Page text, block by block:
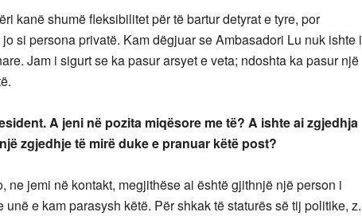
kanë shumë fleksibilitet për të bartur detyrat e tyre, por
si persona privatë. Kam dëgjuar se Ambasadori Lu nuk ishte i
Jam i sigurt se ka pasur arsyet e veta; ndoshta ka pasur një
A jeni në pozita miqësore me të? A ishte ai zgjedhja
zgjedhje të mirë duke e pranuar këtë post?
ne jemi në kontakt, megjithëse ai është gjithnjë një person i
e kam parasysh këtë. Për shkak të staturës së tij politike, z.